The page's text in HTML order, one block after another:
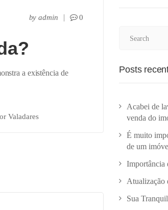
byadmin 0
a existência de
Valadares
Posts
Acabei de
venda do
É muito
de um
Importância
Atualização
Sua